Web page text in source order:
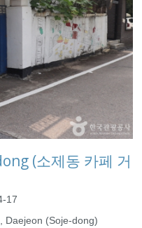
(소제동 카페 거
17
Daejeon (Soje-dong)